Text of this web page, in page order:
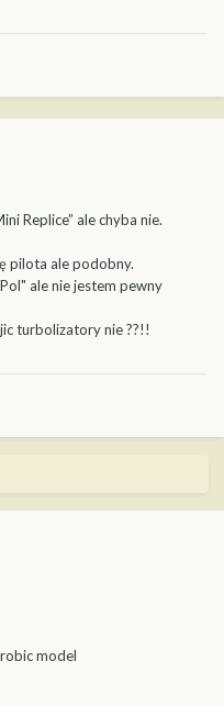
Replice” ale chyba nie.
pilota ale podobny.
ale nie jestem pewny
turbolizatory nie ??!!
model